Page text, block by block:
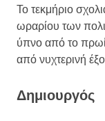
Το τεκμήριο
ωραρίου των
ύπνο από το πρωί,
από νυχτερινή
Δημιουργός